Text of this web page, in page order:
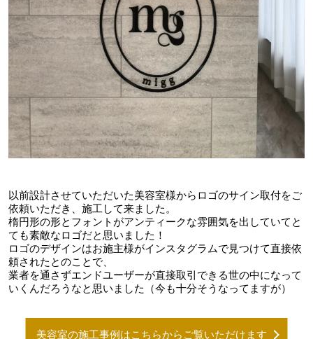
以前設計させていただいた美容室様からロゴのサイン取付をご
依頼いただき、施工して来ました。
楕円形の形とフォントがアンティークな雰囲気を出していてと
ても素敵なロゴだと思いました！
ロゴのデザインはお施主様がインスタグラムで見つけて直接依
頼されたとのことで、
業者を通さずエンドユーザーが直接取引できる世の中になって
いくんだろうなと思いました（今も十分そうなってますが）
美容室の施工事例はこちらからご覧いただけます